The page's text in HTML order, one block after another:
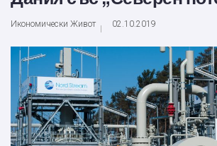
Икономически Живот 02.10.2019